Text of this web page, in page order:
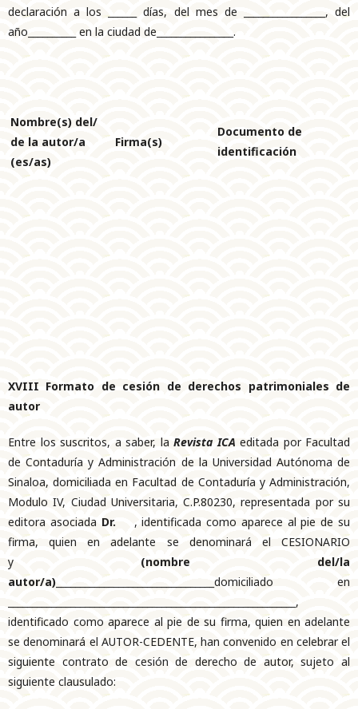
declaración a los ______ días, del mes de _________________, del
año__________ en la ciudad de________________.
Nombre(s) del/
de la autor/a
(es/as)
Firma(s)
Documento de
identificación
XVIII Formato de cesión de derechos patrimoniales de
autor
Entre los suscritos, a saber, la Revista ICA editada por Facultad
de Contaduría y Administración de la Universidad Autónoma de
Sinaloa, domiciliada en Facultad de Contaduría y Administración,
Modulo IV, Ciudad Universitaria, C.P.80230, representada por su
editora asociada Dr. , identificada como aparece al pie de su
firma, quien en adelante se denominará el CESIONARIO
y (nombre del/la
autor/a) _________________________________domiciliado en
____________________________________________________________,
identificado como aparece al pie de su firma, quien en adelante
se denominará el AUTOR-CEDENTE, han convenido en celebrar el
siguiente contrato de cesión de derecho de autor, sujeto al
siguiente clausulado: